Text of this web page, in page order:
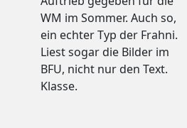
WM im Sommer. Auch so,
ein echter Typ der Frahni.
Liest sogar die Bilder im
BFU, nicht nur den Text.
Klasse.